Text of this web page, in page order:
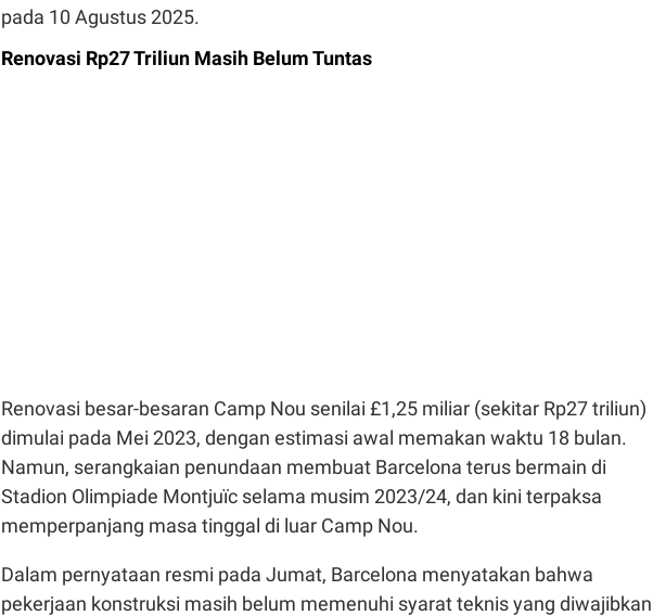
pada 10 Agustus 2025.
Renovasi Rp27 Triliun Masih Belum Tuntas
Renovasi besar-besaran Camp Nou senilai £1,25 miliar (sekitar Rp27 triliun)
dimulai pada Mei 2023, dengan estimasi awal memakan waktu 18 bulan.
Namun, serangkaian penundaan membuat Barcelona terus bermain di
Stadion Olimpiade Montjuïc selama musim 2023/24, dan kini terpaksa
memperpanjang masa tinggal di luar Camp Nou.
Dalam pernyataan resmi pada Jumat, Barcelona menyatakan bahwa
pekerjaan konstruksi masih belum memenuhi syarat teknis yang diwajibkan